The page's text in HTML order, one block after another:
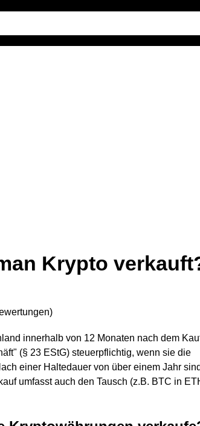
Krypto
)
innerhalb von 12 Monaten nach dem
(§ 23 EStG) steuerpflichtig, wenn sie die
einer Haltedauer von über einem Jahr sind
umfasst auch den Tausch (z.B. BTC in